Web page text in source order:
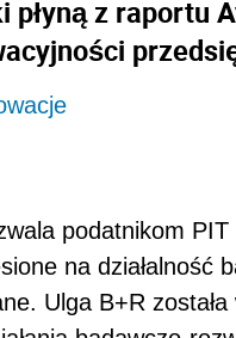
z raportu
podatnikom
na działalność
Ulga B+R